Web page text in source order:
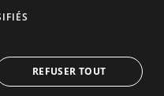
et le descriptif de la location,
droits si le logement ne
REFUSER TOUT